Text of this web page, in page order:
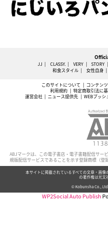
JJ CLASSY. VERY STORY
和食スタイル
女性自身
このサイトについて コンテン
利用規約
特定商取引法に
運営会社
ニュース提供先 WEBプッシ
ABJマークは、この電子書店・電子書籍配信サー
規版配信サービスであることを示す登録商標（登
本サイトに掲載されているすべての文章・画
の著作権は光文
© Kobunsha Co.,
WP2Social Auto Publish